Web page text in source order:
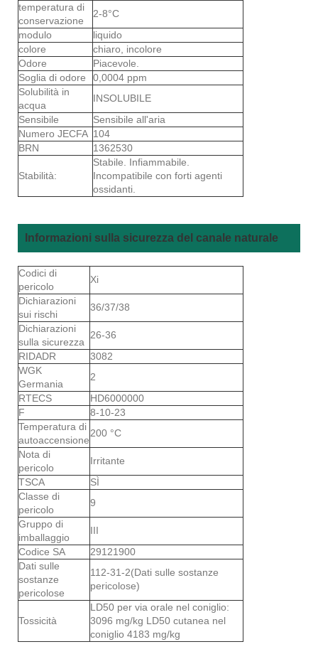
temperatura di
conservazione
2-8°C
modulo
liquido
colore
chiaro, incolore
Odore
Piacevole.
Soglia di odore
0,0004 ppm
Solubilità in
acqua
INSOLUBILE
Sensibile
Sensibile all'aria
Numero JECFA 104
BRN
1362530
Stabilità:
Stabile. Infiammabile.
Incompatibile con forti agenti
ossidanti.
Informazioni sulla sicurezza del canale naturale
Codici di
pericolo
Xi
Dichiarazioni
sui rischi
36/37/38
Dichiarazioni
sulla sicurezza
26-36
RIDADR
3082
WGK
Germania
2
RTECS
HD6000000
F
8-10-23
Temperatura di
autoaccensione
200 °C
Nota di
pericolo
Irritante
TSCA
SÌ
Classe di
pericolo
9
Gruppo di
imballaggio
III
Codice SA
29121900
Dati sulle
sostanze
pericolose
112-31-2(Dati sulle sostanze
pericolose)
Tossicità
LD50 per via orale nel coniglio:
3096 mg/kg LD50 cutanea nel
coniglio 4183 mg/kg